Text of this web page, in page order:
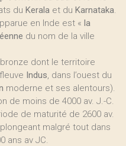
du Kerala et du Karnataka.
en Inde est « la
du nom de la ville
bronze dont le territoire
Indus, dans l’ouest du
moderne et ses alentours).
de moins de 4000 av. J.-C.
de maturité de 2600 av.
malgré tout dans
ans av JC.